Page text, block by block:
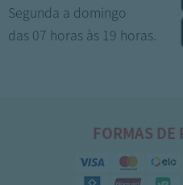
Segunda a domingo
das 07 horas às 19 horas.
FORMAS DE